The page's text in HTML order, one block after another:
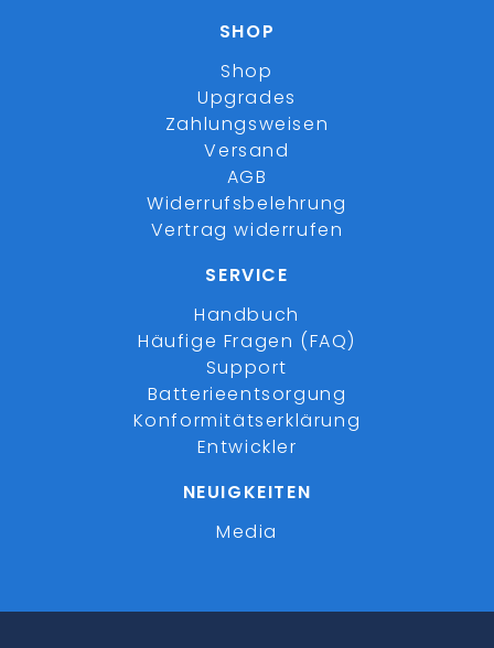
SHOP
Shop
Upgrades
Zahlungsweisen
Versand
AGB
Widerrufsbelehrung
Vertrag widerrufen
SERVICE
Handbuch
Häufige Fragen (FAQ)
Support
Batterieentsorgung
Konformitätserklärung
Entwickler
NEUIGKEITEN
Media